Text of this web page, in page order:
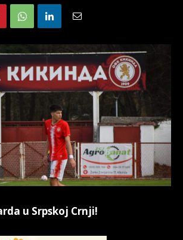
u Srpskoj Crnji!